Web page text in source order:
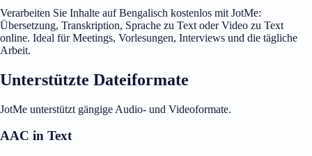
Verarbeiten Sie Inhalte auf Bengalisch kostenlos mit JotMe:
Übersetzung, Transkription, Sprache zu Text oder Video zu Text
online. Ideal für Meetings, Vorlesungen, Interviews und die tägliche
Arbeit.
Unterstützte Dateiformate
JotMe unterstützt gängige Audio- und Videoformate.
AAC in Text